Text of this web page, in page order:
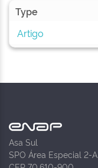
Type
Artigo
Asa Sul
SPO Área Especial 2-A